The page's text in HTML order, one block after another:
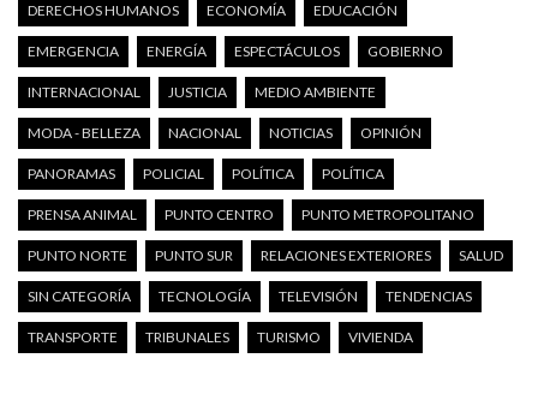
DERECHOS HUMANOS ECONOMÍA EDUCACIÓN
EMERGENCIA ENERGÍA ESPECTÁCULOS GOBIERNO
INTERNACIONAL JUSTICIA MEDIO AMBIENTE
MODA - BELLEZA NACIONAL NOTICIAS OPINIÓN
PANORAMAS POLICIAL POLÍTICA POLÍTICA
PRENSA ANIMAL PUNTO CENTRO PUNTO METROPOLITANO
PUNTO NORTE PUNTO SUR RELACIONES EXTERIORES SALUD
SIN CATEGORÍA TECNOLOGÍA TELEVISIÓN TENDENCIAS
TRANSPORTE TRIBUNALES TURISMO VIVIENDA